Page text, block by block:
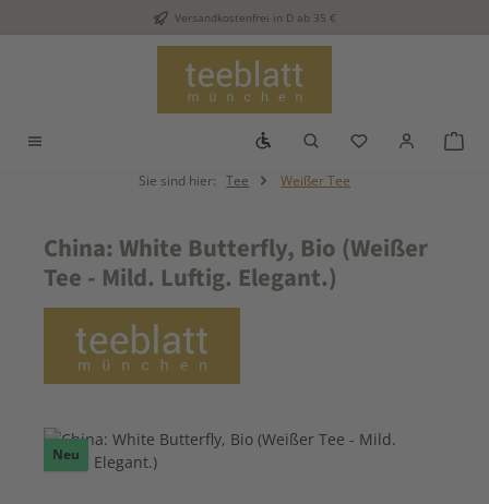
Zum Hauptinhalt springenVersandkostenfrei in D ab 35 €
Werkzeugleiste anzeigen
Du hast 0
Sie sind hier: Tee Weißer Tee
China: White Butterfly, Bio (Weißer
Tee - Mild. Luftig. Elegant.)
Bildergalerie überspringen
Neu